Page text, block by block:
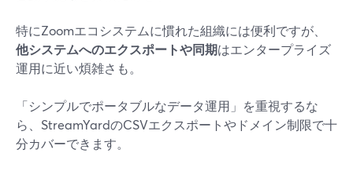
特にZoomエコシステムに慣れた組織には便利ですが、
他システムへのエクスポートや同期はエンタープライズ
運用に近い煩雑さも。
「シンプルでポータブルなデータ運用」を重視するな
ら、StreamYardのCSVエクスポートやドメイン制限で十
分カバーできます。